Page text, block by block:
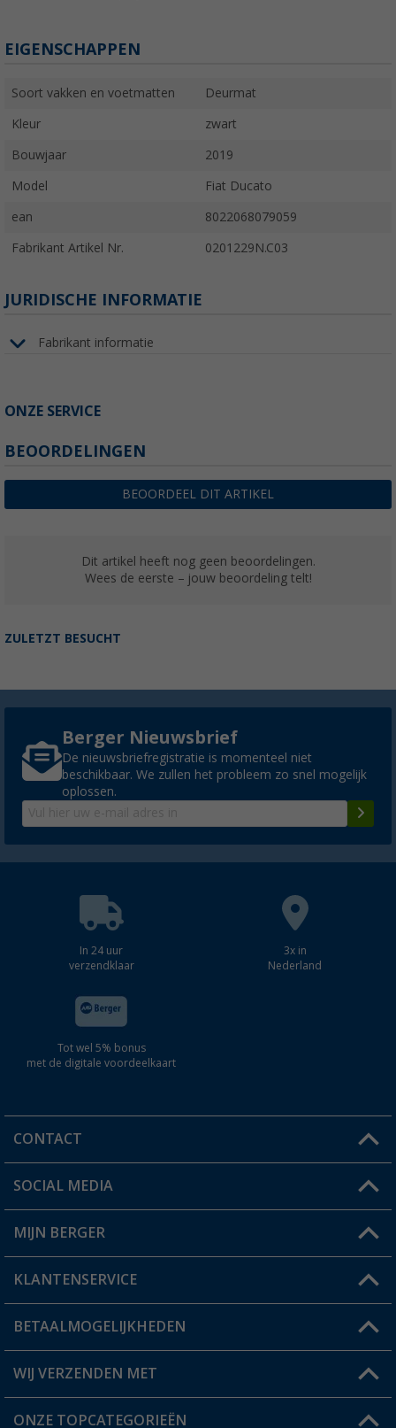
EIGENSCHAPPEN
Soort vakken en voetmatten Deurmat
Kleur zwart
Bouwjaar 2019
Model Fiat Ducato
ean 8022068079059
Fabrikant Artikel Nr. 0201229N.C03
JURIDISCHE INFORMATIE
Fabrikant informatie
ONZE SERVICE
BEOORDELINGEN
BEOORDEEL DIT ARTIKEL
Dit artikel heeft nog geen beoordelingen.
Wees de eerste – jouw beoordeling telt!
ZULETZT BESUCHT
Berger Nieuwsbrief
De nieuwsbriefregistratie is momenteel niet
beschikbaar. We zullen het probleem zo snel mogelijk
oplossen.
In 24 uur
verzendklaar
3x in
Nederland
Tot wel 5% bonus
met de digitale voordeelkaart
CONTACT
Een vraag?
Winkel vinden
SOCIAL MEDIA
MIJN BERGER
Mijn account
Status bestelling
Verlanglijstje
KLANTENSERVICE
FAQ & Contact
Verzendinformatie
BETAALMOGELIJKHEDEN
WIJ VERZENDEN MET
ONZE TOPCATEGORIEËN